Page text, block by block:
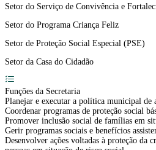
Setor do Serviço de Convivência e
Setor do Programa Criança Feliz
Setor de Proteção Social Especial (PSE)
Setor da Casa do Cidadão
Funções da Secretaria
Planejar e executar a política municipal de
Coordenar programas de proteção social
Promover inclusão social de famílias em
Gerir programas sociais e benefícios
Desenvolver ações voltadas à proteção da